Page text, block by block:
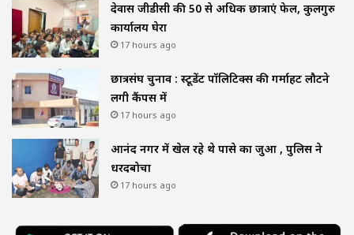
देवास जीडीसी की 50 से अधिक छात्राएं फेल, कुलगुरु
कार्यालय घेरा
17 hours ago
छात्रसंघ चुनाव : स्टूडेंट पॉलिटिक्स की गर्माहट लौटने
लगी कैंपस में
17 hours ago
आनंद नगर में खेल रहे थे पासे का जुआ , पुलिस ने
धरदबोचा
17 hours ago